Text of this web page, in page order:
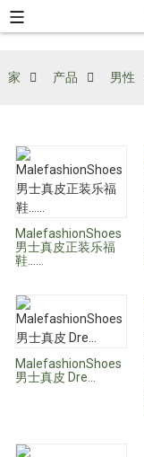
家 产品 男性
MalefashionShoes
男士真皮正装乐福
鞋……
MalefashionShoes
男士真皮 Dre...